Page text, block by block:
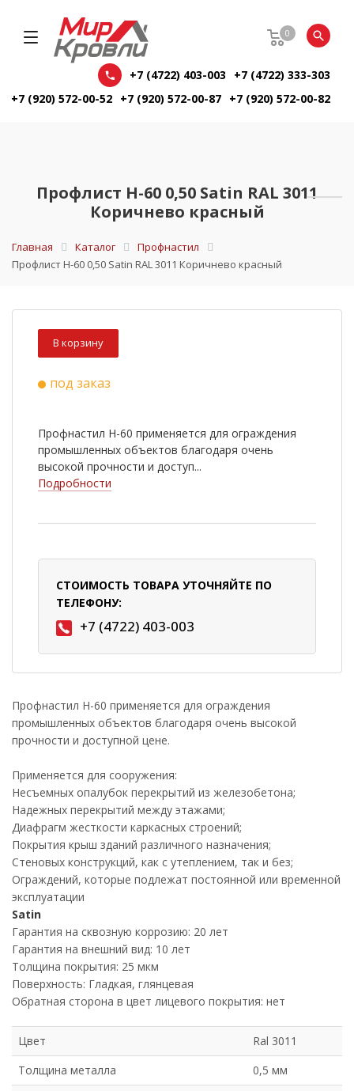
0
+7 (4722) 403-003
+7 (4722) 333-303
+7 (920) 572-00-52 +7 (920) 572-00-87 +7 (920) 572-00-82
Профлист Н-60 0,50 Satin RAL 3011
Коричнево красный
Главная Каталог
Профнастил
Профлист Н-60 0,50 Satin RAL 3011 Коричнево красный
В корзину
под заказ
Профнастил Н-60 применяется для ограждения
промышленных объектов благодаря очень
высокой прочности и доступ...
Подробности
СТОИМОСТЬ ТОВАРА УТОЧНЯЙТЕ ПО
ТЕЛЕФОНУ:
+7 (4722) 403-003
Профнастил Н-60 применяется для ограждения
промышленных объектов благодаря очень высокой
прочности и доступной цене.
Применяется для сооружения:
Несъемных опалубок перекрытий из железобетона;
Надежных перекрытий между этажами;
Диафрагм жесткости каркасных строений;
Покрытия крыш зданий различного назначения;
Стеновых конструкций, как с утеплением, так и без;
Ограждений, которые подлежат постоянной или временной
эксплуатации
Satin
Гарантия на сквозную коррозию: 20 лет
Гарантия на внешний вид: 10 лет
Толщина покрытия: 25 мкм
Поверхность: Гладкая, глянцевая
Обратная сторона в цвет лицевого покрытия: нет
Цвет
Ral 3011
Толщина металла
0,5 мм